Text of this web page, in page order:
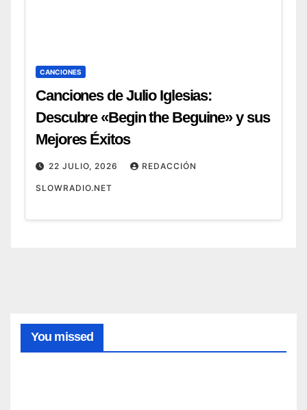
CANCIONES
Canciones de Julio Iglesias:
Descubre «Begin the Beguine» y sus
Mejores Éxitos
22 JULIO, 2026 REDACCIÓN
SLOWRADIO.NET
You missed
ó el
canto
greg
AGOSTO,
2026